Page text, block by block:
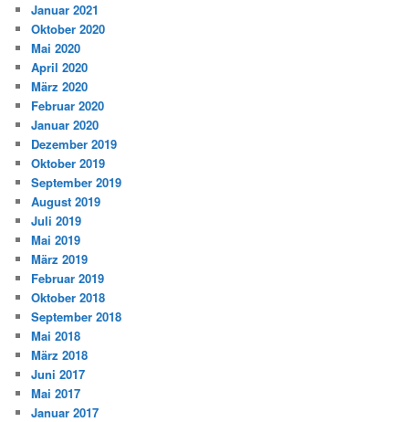
Januar 2021
Oktober 2020
Mai 2020
April 2020
März 2020
Februar 2020
Januar 2020
Dezember 2019
Oktober 2019
September 2019
August 2019
Juli 2019
Mai 2019
März 2019
Februar 2019
Oktober 2018
September 2018
Mai 2018
März 2018
Juni 2017
Mai 2017
Januar 2017